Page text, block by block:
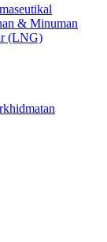
& Minuman
(LNG)